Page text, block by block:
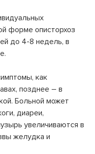
форме описторхоз
до 4-8 недель, в
как
позднее – в
Больной может
диареи,
увеличиваются в
желудка и
отделение